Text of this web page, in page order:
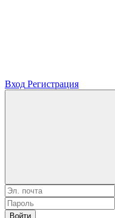
Вход Регистрация
Войти